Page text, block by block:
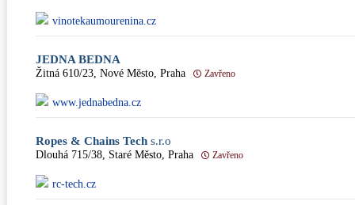
vinotekaumourenina.cz
JEDNA BEDNA
Žitná 610/23, Nové Město, Praha Zavřeno
www.jednabedna.cz
Ropes & Chains Tech s.r.o
Dlouhá 715/38, Staré Město, Praha Zavřeno
rc-tech.cz